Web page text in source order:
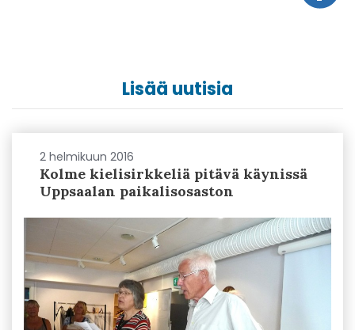
Lisää uutisia
2 helmikuun 2016
Kolme kielisirkkeliä pitävä käynissä
Uppsaalan paikalisosaston